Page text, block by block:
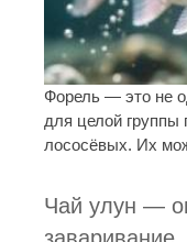
Форель — это не
для целой группы
лососёвых. Их
Чай улун —